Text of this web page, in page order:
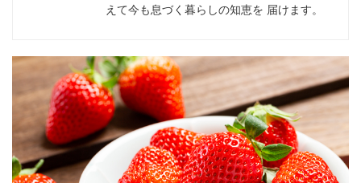
えて今も息づく暮らしの知恵を 届けます。